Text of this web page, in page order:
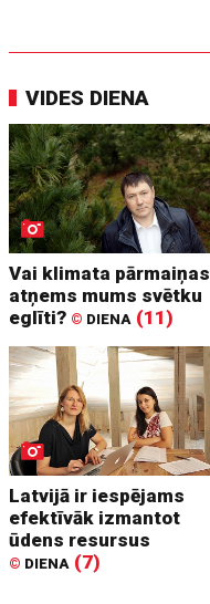
VIDES DIENA
Vai klimata pārmaiņas
atņems mums svētku
eglīti? © DIENA (11)
Latvijā ir iespējams
efektīvāk izmantot
ūdens resursus
© DIENA (7)